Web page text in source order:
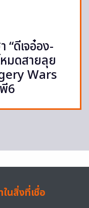
“ดีเจอ๋อง-
มดสายลุย
Wars
6
นสิ่งที่เชื่อ